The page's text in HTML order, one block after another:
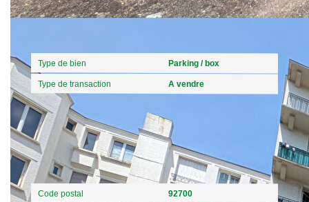
Type de bien Parking / box
Type de transaction A vendre
Localisation
Code postal 92700